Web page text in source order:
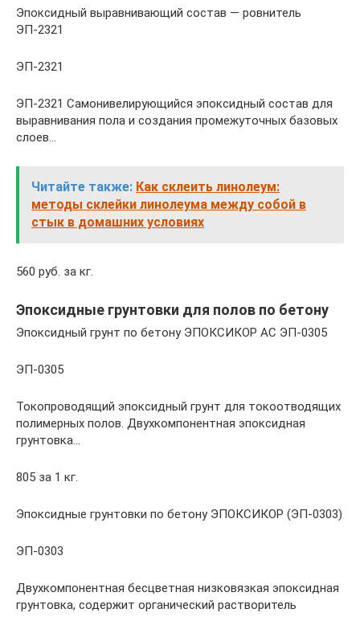
Эпоксидный выравнивающий состав — ровнитель
ЭП-2321
ЭП-2321
ЭП-2321 Самонивелирующийся эпоксидный состав для
выравнивания пола и создания промежуточных базовых
слоев…
Читайте также: Как склеить линолеум:
методы склейки линолеума между собой в
стык в домашних условиях
560 руб. за кг.
Эпоксидные грунтовки для полов по бетону
Эпоксидный грунт по бетону ЭПОКСИКОР АС ЭП-0305
ЭП-0305
Токопроводящий эпоксидный грунт для токоотводящих
полимерных полов. Двухкомпонентная эпоксидная
грунтовка…
805 за 1 кг.
Эпоксидные грунтовки по бетону ЭПОКСИКОР (ЭП-0303)
ЭП-0303
Двухкомпонентная бесцветная низковязкая эпоксидная
грунтовка, содержит органический растворитель